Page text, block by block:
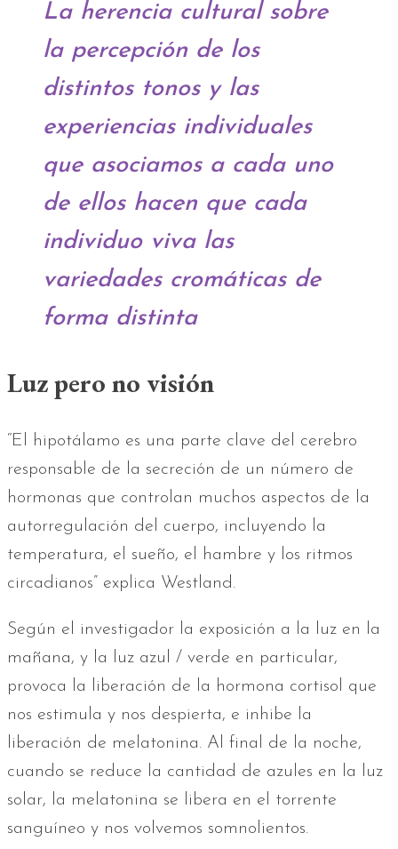
La herencia cultural sobre
la percepción de los
distintos tonos y las
experiencias individuales
que asociamos a cada uno
de ellos hacen que cada
individuo viva las
variedades cromáticas de
forma distinta
Luz pero no visión
“El hipotálamo es una parte clave del cerebro
responsable de la secreción de un número de
hormonas que controlan muchos aspectos de la
autorregulación del cuerpo, incluyendo la
temperatura, el sueño, el hambre y los ritmos
circadianos” explica Westland.
Según el investigador la exposición a la luz en la
mañana, y la luz azul / verde en particular,
provoca la liberación de la hormona cortisol que
nos estimula y nos despierta, e inhibe la
liberación de melatonina. Al final de la noche,
cuando se reduce la cantidad de azules en la luz
solar, la melatonina se libera en el torrente
sanguíneo y nos volvemos somnolientos.